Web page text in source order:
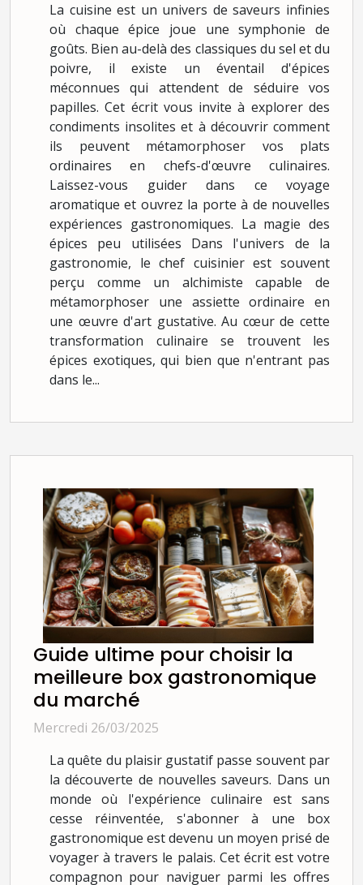
La cuisine est un univers de saveurs infinies
où chaque épice joue une symphonie de
goûts. Bien au-delà des classiques du sel et du
poivre, il existe un éventail d'épices
méconnues qui attendent de séduire vos
papilles. Cet écrit vous invite à explorer des
condiments insolites et à découvrir comment
ils peuvent métamorphoser vos plats
ordinaires en chefs-d'œuvre culinaires.
Laissez-vous guider dans ce voyage
aromatique et ouvrez la porte à de nouvelles
expériences gastronomiques. La magie des
épices peu utilisées Dans l'univers de la
gastronomie, le chef cuisinier est souvent
perçu comme un alchimiste capable de
métamorphoser une assiette ordinaire en
une œuvre d'art gustative. Au cœur de cette
transformation culinaire se trouvent les
épices exotiques, qui bien que n'entrant pas
dans le...
Guide ultime pour choisir la
meilleure box gastronomique
du marché
Mercredi 26/03/2025
La quête du plaisir gustatif passe souvent par
la découverte de nouvelles saveurs. Dans un
monde où l'expérience culinaire est sans
cesse réinventée, s'abonner à une box
gastronomique est devenu un moyen prisé de
voyager à travers le palais. Cet écrit est votre
compagnon pour naviguer parmi les offres